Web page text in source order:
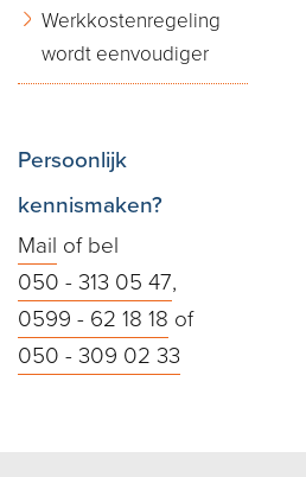
Werkkostenregeling
wordt eenvoudiger
Persoonlijk
kennismaken?
Mail of bel
050 - 313 05 47,
0599 - 62 18 18 of
050 - 309 02 33